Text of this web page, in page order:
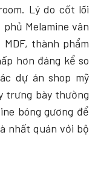
Lý do cốt lõi
Melamine vân
thành phẩm
hơn đáng kể so
dự án shop mỹ
trưng bày thường
bóng gương để
nhất quán với bộ